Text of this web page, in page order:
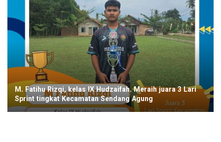
M. Fatihu Rizqi, kelas IX Hudzaifah. Meraih juara 3 Lari
Sprint tingkat Kecamatan Sendang Agung